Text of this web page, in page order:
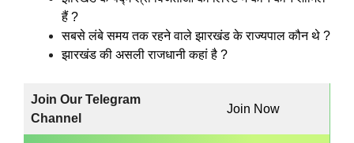
हैं ?
सबसे लंबे समय तक रहने वाले झारखंड के राज्यपाल कौन थे ?
झारखंड की असली राजधानी कहां है ?
Join Our Telegram
Channel
Join Now